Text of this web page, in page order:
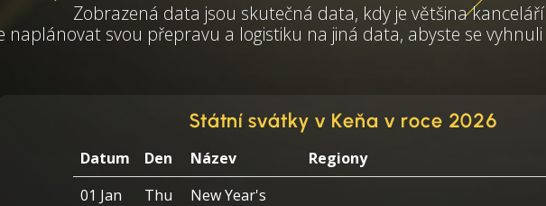
Zobrazená data jsou skutečná data, kdy je většina
naplánovat svou přepravu a logistiku na jiná data, abyste se
Státní svátky v Keňa v roce 2026
Datum Den Název
Regiony
01 Jan
Thu
New Year's